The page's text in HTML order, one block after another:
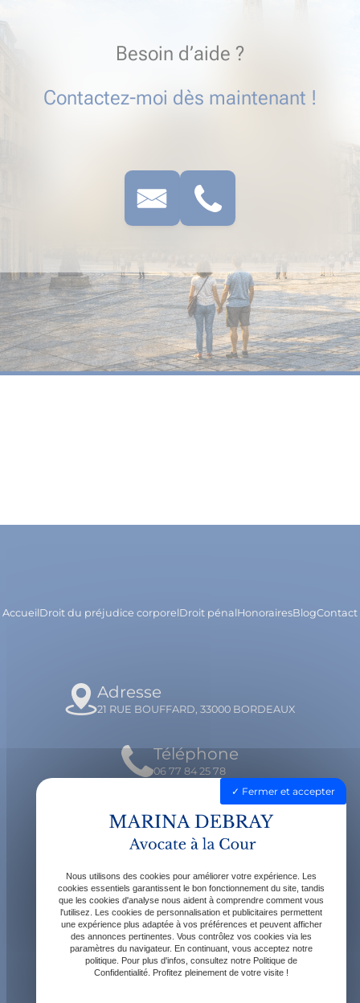
Besoin d’aide ?
Contactez-moi dès maintenant !
AccueilDroit du préjudice corporelDroit pénalHonorairesBlogContact
Adresse
21 RUE BOUFFARD, 33000 BORDEAUX
Téléphone
06 77 84 25 78
Email
contact@avocatdebray.fr
Horaires
Lundi - Vendredi : 9h - 19h
Fermer et accepter
Nous utilisons des cookies pour améliorer votre expérience. Les
cookies essentiels garantissent le bon fonctionnement du site, tandis
que les cookies d'analyse nous aident à comprendre comment vous
l'utilisez. Les cookies de personnalisation et publicitaires permettent
une expérience plus adaptée à vos préférences et peuvent afficher
des annonces pertinentes. Vous contrôlez vos cookies via les
paramètres du navigateur. En continuant, vous acceptez notre
politique. Pour plus d'infos, consultez notre Politique de
Confidentialité. Profitez pleinement de votre visite !